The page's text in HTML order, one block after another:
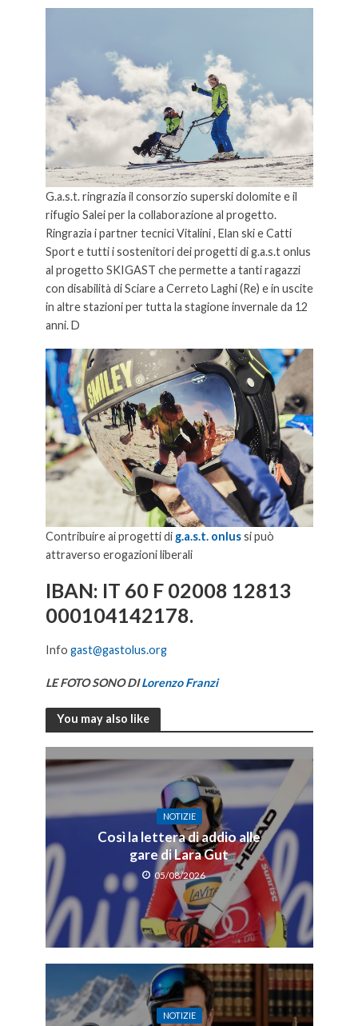
G.a.s.t. ringrazia il consorzio superski dolomite e il
rifugio Salei per la collaborazione al progetto.
Ringrazia i partner tecnici Vitalini , Elan ski e Catti
Sport e tutti i sostenitori dei progetti di g.a.s.t onlus
al progetto SKIGAST che permette a tanti ragazzi
con disabilità di Sciare a Cerreto Laghi (Re) e in uscite
in altre stazioni per tutta la stagione invernale da 12
anni. D
Contribuire ai progetti dig.a.s.t. onlus si può
attraverso erogazioni liberali
IBAN: IT 60 F 02008 12813
000104142178.
Info gast@gastolus.org
LE FOTO SONO DILorenzo Franzi
You may also like
NOTIZIE
Così la lettera di addio alle
gare di Lara Gut
05/08/2026
NOTIZIE